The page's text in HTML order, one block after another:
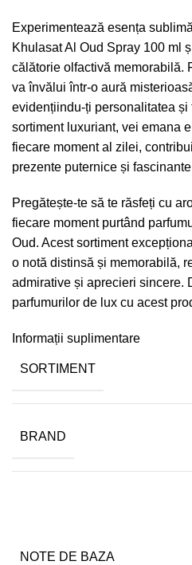
Experimentează esența
Khulasat Al Oud Spray 100 ml
călătorie olfactivă memorabilă.
va învălui într-o aură
evidențiindu-ți personalitatea
sortiment luxuriant, vei emana
fiecare moment al zilei,
prezente puternice și
Pregătește-te să te răsfeți cu
fiecare moment purtând
Oud. Acest sortiment
o notă distinsă și memorabilă,
admirative și aprecieri sincere.
parfumurilor de lux cu acest
Informații suplimentare
SORTIMENT
BRAND
NOTE DE BAZA